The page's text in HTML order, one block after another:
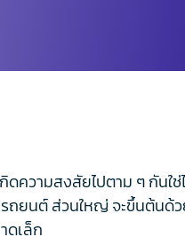
วามสงสัยไปตาม ๆ กันใ
ถยนต์ ส่วนใหญ่ จะขึ้นต้นด้
ดเล็ก